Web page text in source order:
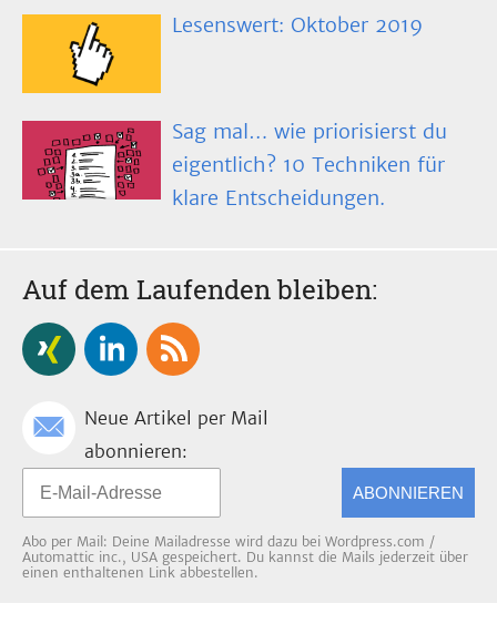
Lesenswert: Oktober 2019
Sag mal… wie priorisierst du
eigentlich? 10 Techniken für
klare Entscheidungen.
Auf dem Laufenden bleiben:
Neue Artikel per Mail
abonnieren:
ABONNIEREN
Abo per Mail: Deine Mailadresse wird dazu bei Wordpress.com /
Automattic inc., USA gespeichert. Du kannst die Mails jederzeit über
einen enthaltenen Link abbestellen.